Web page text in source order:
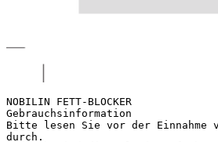
NOBILIN FETT-BLOCKER
Gebrauchsinformation
Bitte lesen Sie vor der Einnahme
durch.